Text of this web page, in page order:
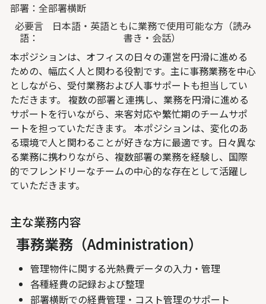
部署： 全部署横断
必要言
語：
日本語・英語ともに業務で使用可能な方（読み
書き・会話）
本ポジションは、オフィスの日々の運営を円滑に進める
ための、幅広く人と関わる役割です。主に事務業務を中心
としながら、受付業務および人事サポートも担当してい
ただきます。 複数の部署と連携し、業務を円滑に進める
サポートを行いながら、来客対応や繁忙期のチームサポ
ートを担っていただきます。 本ポジションは、変化のあ
る環境で人と関わることが好きな方に最適です。日々異な
る業務に携わりながら、複数部署の業務を経験し、国際
的でフレンドリーなチームの中心的な存在として活躍し
ていただきます。
主な業務内容
事務業務（Administration）
管理物件に関する光熱費データの入力・管理
各種経費の記録および整理
部署横断での経費管理・コスト管理のサポート